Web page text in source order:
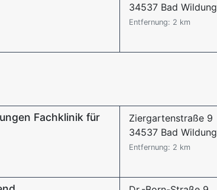
34537 Bad
Entfernung: 2 km
Fachklinik für
Ziergartenstraße 9
34537 Bad
Entfernung: 2 km